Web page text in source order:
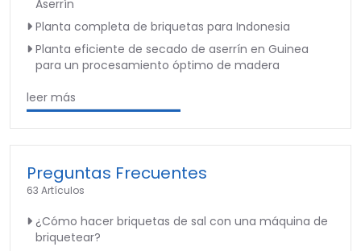
Aserrín
Planta completa de briquetas para Indonesia
Planta eficiente de secado de aserrín en Guinea
para un procesamiento óptimo de madera
leer más
Preguntas Frecuentes
63 Artículos
¿Cómo hacer briquetas de sal con una máquina de
briquetear?